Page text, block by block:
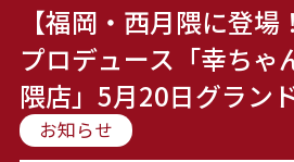
【福岡・西月隈に登
プロデュース「幸ちゃ
隈店」5月20日グラン
お知らせ